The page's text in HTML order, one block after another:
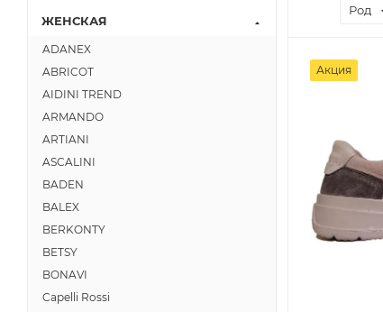
Род
Акция
ЖЕНСКАЯ
ADANEX
ABRICOT
AIDINI TREND
ARMANDO
ARTIANI
ASCALINI
BADEN
BALEX
BERKONTY
BETSY
BONAVI
Capelli Rossi